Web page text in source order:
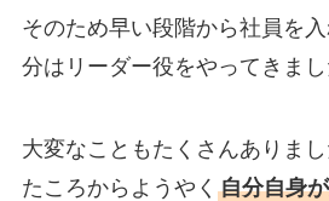
そのため早い段階から社員を
分はリーダー役をやってきまし
大変なこともたくさんありま
たころからようやく 自分自身